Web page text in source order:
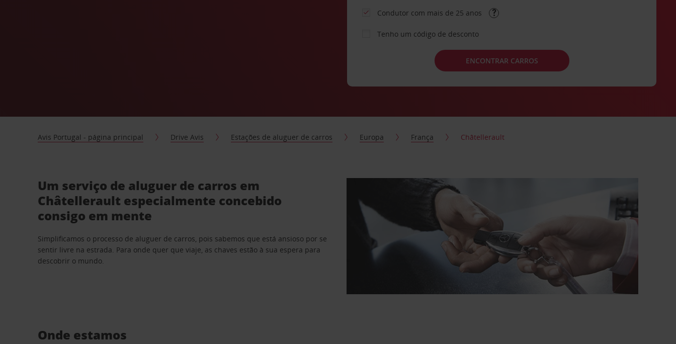
Condutor com mais de 25 anos
Tenho um código de desconto
ENCONTRAR CARROS
Avis Portugal - página principal Drive Avis Estações de aluguer de carros Europa França Châtellerault
Um serviço de aluguer de carros em
Châtellerault especialmente concebido
consigo em mente
Simplificamos o processo de aluguer de carros, pois sabemos que está ansioso por se
sentir livre na estrada. Para onde quer que viaje, as chaves estão à sua espera para
descobrir o mundo.
Onde estamos